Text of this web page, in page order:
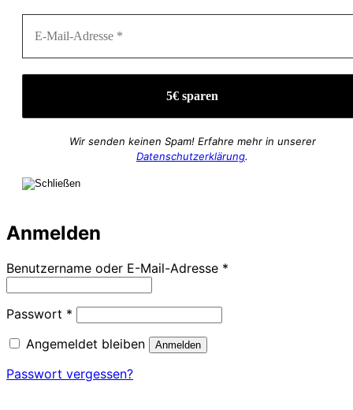
Wir senden keinen Spam! Erfahre mehr in unserer
Datenschutzerklärung.
Anmelden
Benutzername oder E-Mail-Adresse *
Passwort * Erforderlich
Angemeldet bleiben
Anmelden
Passwort vergessen?